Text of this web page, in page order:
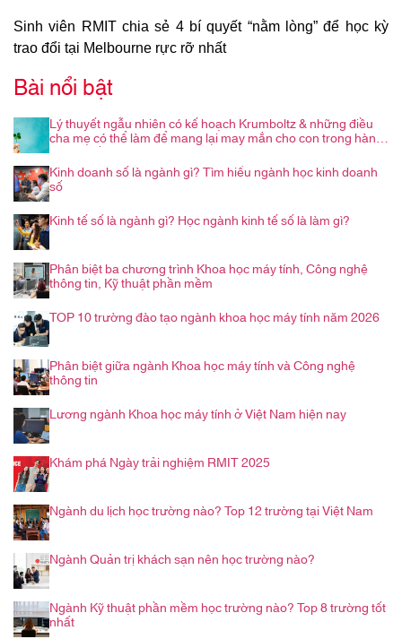
Sinh viên RMIT chia sẻ 4 bí quyết “nằm lòng” để học kỳ
trao đổi tại Melbourne rực rỡ nhất
Bài nổi bật
Lý thuyết ngẫu nhiên có kế hoạch Krumboltz & những điều
cha mẹ có thể làm để mang lại may mắn cho con trong hành
trình nghề nghiệp
Kinh doanh số là ngành gì? Tìm hiểu ngành học kinh doanh
số
Kinh tế số là ngành gì? Học ngành kinh tế số là làm gì?
Phân biệt ba chương trình Khoa học máy tính, Công nghệ
thông tin, Kỹ thuật phần mềm
TOP 10 trường đào tạo ngành khoa học máy tính năm 2026
Phân biệt giữa ngành Khoa học máy tính và Công nghệ
thông tin
Lương ngành Khoa học máy tính ở Việt Nam hiện nay
Khám phá Ngày trải nghiệm RMIT 2025
Ngành du lịch học trường nào? Top 12 trường tại Việt Nam
Ngành Quản trị khách sạn nên học trường nào?
Ngành Kỹ thuật phần mềm học trường nào? Top 8 trường tốt
nhất